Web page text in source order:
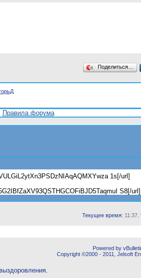
Поделиться…
Правила форума
1s[/url]
S8[/url]
Текущее время: 11:37.
Powered by
Copyright ©2000 - 2011, Jelsoft